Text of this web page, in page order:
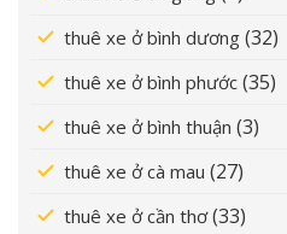
thuê xe ở bình dương (32)
thuê xe ở bình phước (35)
thuê xe ở bình thuận (3)
thuê xe ở cà mau (27)
thuê xe ở cần thơ(33)